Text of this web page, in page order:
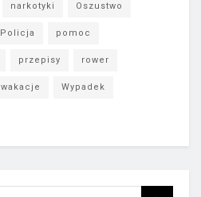
narkotyki Oszustwo
Policja pomoc
przepisy rower
wakacje Wypadek